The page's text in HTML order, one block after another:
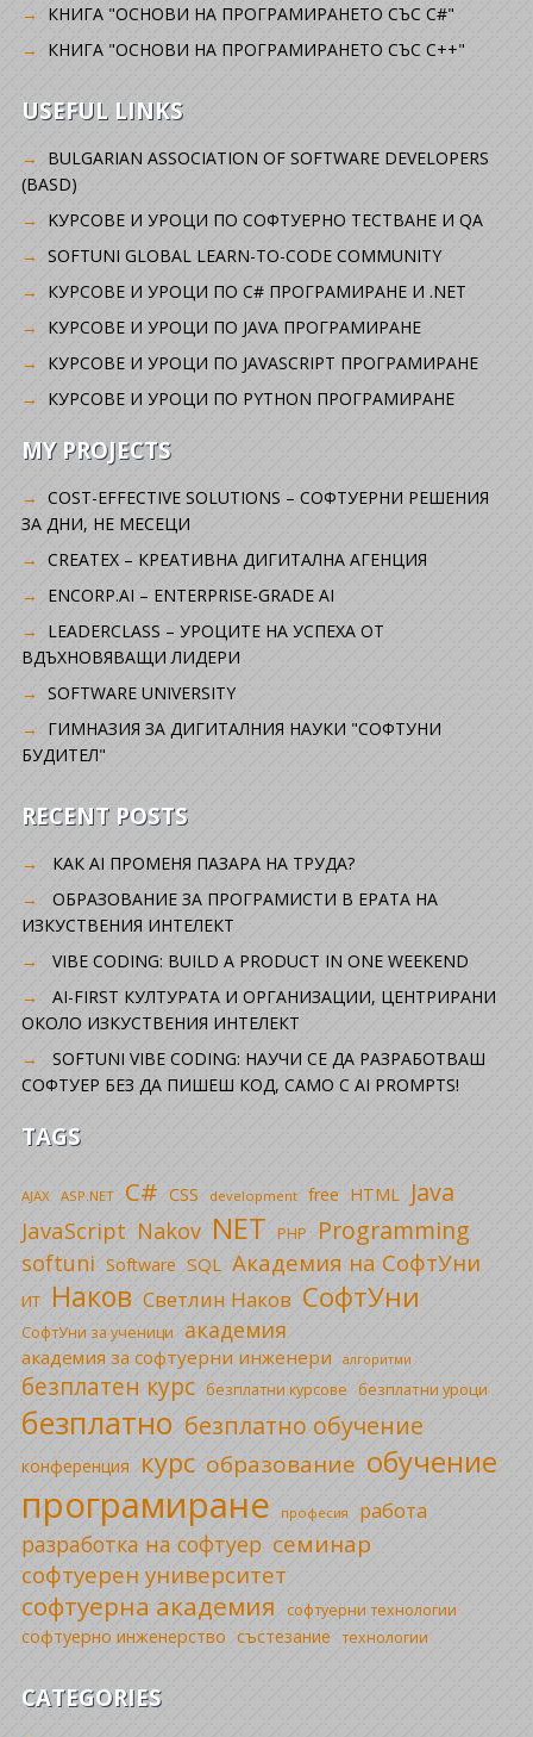
КНИГА "ОСНОВИ НА ПРОГРАМИРАНЕТО СЪС C#"
КНИГА "ОСНОВИ НА ПРОГРАМИРАНЕТО СЪС C++"
USEFUL LINKS
BULGARIAN ASSOCIATION OF SOFTWARE DEVELOPERS
(BASD)
KУРСОВЕ И УРОЦИ ПО СОФТУЕРНО ТЕСТВАНЕ И QA
SOFTUNI GLOBAL LEARN-TO-CODE COMMUNITY
КУРСОВЕ И УРОЦИ ПО C# ПРОГРАМИРАНЕ И .NET
КУРСОВЕ И УРОЦИ ПО JAVA ПРОГРАМИРАНЕ
КУРСОВЕ И УРОЦИ ПО JAVASCRIPT ПРОГРАМИРАНЕ
КУРСОВЕ И УРОЦИ ПО PYTHON ПРОГРАМИРАНЕ
MY PROJECTS
COST-EFFECTIVE SOLUTIONS – СОФТУЕРНИ РЕШЕНИЯ
ЗА ДНИ, НЕ МЕСЕЦИ
CREATEX – КРЕАТИВНА ДИГИТАЛНА АГЕНЦИЯ
ENCORP.AI – ENTERPRISE-GRADE AI
LEADERCLASS – УРОЦИТЕ НА УСПЕХА ОТ
ВДЪХНОВЯВАЩИ ЛИДЕРИ
SOFTWARE UNIVERSITY
ГИМНАЗИЯ ЗА ДИГИТАЛНИЯ НАУКИ "СОФТУНИ
БУДИТЕЛ"
RECENT POSTS
КАК AI ПРОМЕНЯ ПАЗАРА НА ТРУДА?
ОБРАЗОВАНИЕ ЗА ПРОГРАМИСТИ В ЕРАТА НА
ИЗКУСТВЕНИЯ ИНТЕЛЕКТ
VIBE CODING: BUILD A PRODUCT IN ONE WEEKEND
AI-FIRST КУЛТУРАТА И ОРГАНИЗАЦИИ, ЦЕНТРИРАНИ
ОКОЛО ИЗКУСТВЕНИЯ ИНТЕЛЕКТ
SOFTUNI VIBE CODING: НАУЧИ СЕ ДА РАЗРАБОТВАШ
СОФТУЕР БЕЗ ДА ПИШЕШ КОД, САМО С AI PROMPTS!
TAGS
AJAX ASP.NET C# CSS development free HTML Java
JavaScript Nakov NET PHP Programming
softuni Software SQL Академия на СофтУни
ИТ Наков Светлин Наков СофтУни
СофтУни за ученици академия
академия за софтуерни инженери алгоритми
безплатен курс безплатни курсове безплатни уроци
безплатно безплатно обучение
конференция курс образование обучение
програмиране професия работа
разработка на софтуер семинар
софтуерен университет
софтуерна академия софтуерни технологии
софтуерно инженерство състезание технологии
CATEGORIES